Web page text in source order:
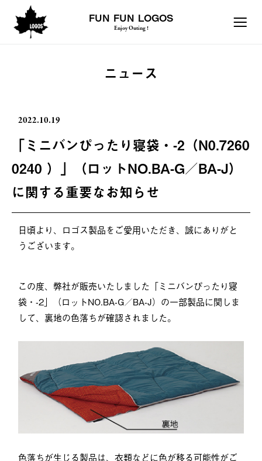
FUN FUN LOGOS
Enjoy Outing !
ニュース
2022.10.19
「ミニバンぴったり寝袋・-2（N0.7260
0240 ）」（ロットNO.BA-G／BA-J）
に関する重要なお知らせ
日頃より、ロゴス製品をご愛用いただき、誠にありがと
うございます。
この度、弊社が販売いたしました「ミニバンぴったり寝
袋・-2」（ロットNO.BA-G／BA-J）の一部製品に関しま
して、裏地の色落ちが確認されました。
色落ちが生じる製品は、衣類などに色が移る可能性がご